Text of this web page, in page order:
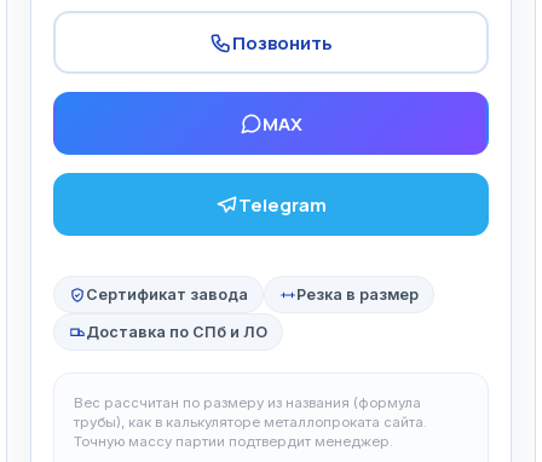
Позвонить
MAX
Telegram
Сертификат завода Резка в размер
Доставка по СПб и ЛО
Вес рассчитан по размеру из названия (формула
трубы), как в калькуляторе металлопроката сайта.
Точную массу партии подтвердит менеджер.